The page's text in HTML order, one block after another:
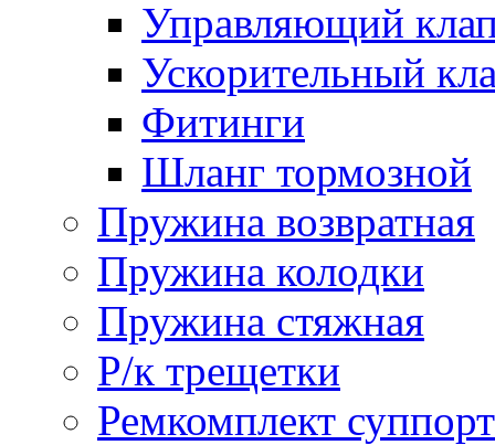
Управляющий
Ускорительный
Фитинги
Шланг тормозной
Пружина возвратная
Пружина колодки
Пружина стяжная
Р/к трещетки
Ремкомплект